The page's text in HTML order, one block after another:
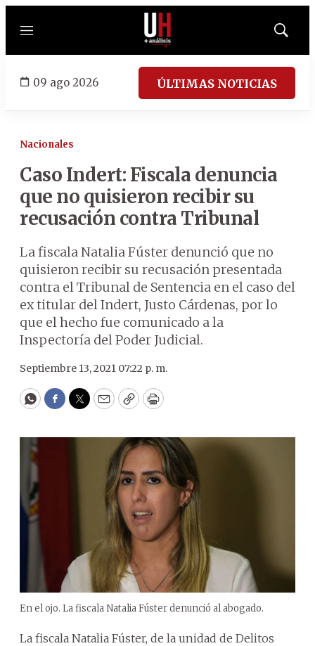
Menú
Mostrar
09 ago 2026 ÚLTIMAS NOTICIAS
Nacionales
Caso Indert: Fiscala denuncia
que no quisieron recibir su
recusación contra Tribunal
La fiscala Natalia Fúster denunció que no
quisieron recibir su recusación presentada
contra el Tribunal de Sentencia en el caso del
ex titular del Indert, Justo Cárdenas, por lo
que el hecho fue comunicado a la
Inspectoría del Poder Judicial.
Septiembre 13, 2021 07:22 p. m.
WhatsApp
Facebook
Twitter
EmailCopyPrint
En el ojo. La fiscala Natalia Fúster denunció al abogado.
La fiscala Natalia Fúster, de la unidad de Delitos